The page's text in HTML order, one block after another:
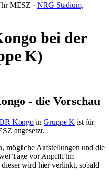
MESZ · NRG Stadium,
bei der
K)
- die Vorschau
Kongo in Gruppe K ist für
angesetzt.
mögliche Aufstellungen und die
Tage vor Anpfiff im
wird hier verlinkt, sobald